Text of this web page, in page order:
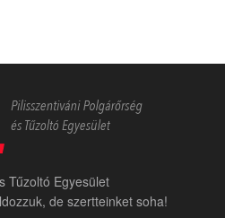
Tűzoltó Egyesület
de szertteinket soha!